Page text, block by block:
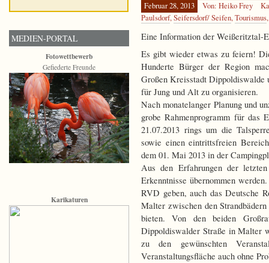
Februar 28, 2013 Von: Heiko Frey
Paulsdorf,Seifersdorf/ Seifen,Tourismus
Eine Information der Weißeritztal-
Es gibt wieder etwas zu feiern!
Hunderte Bürger der Region
Großen Kreisstadt
für Jung und Alt zu organisieren.
Nach monatelanger Planung und
grobe Rahmenprogramm für das
21.07.2013 rings um die
sowie einen eintrittsfreien
dem 01. Mai 2013 in der
Aus den Erfahrungen der
Erkenntnisse übernommen
RVD geben, auch das Deutsche
Malter zwischen den
bieten. Von den beiden
Dippoldiswalder Straße in Malter
zu den gewünschten
Veranstaltungsfläche auch ohne
MEDIEN-PORTAL
Fotowettbewerb
Gefiederte Freunde
Karikaturen